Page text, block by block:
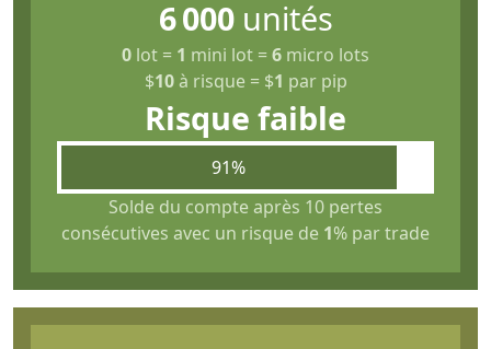
6 000unités
0 lot = 1 mini lot =6 micro lots
$10à risque = $1 par pip
Risque faible
91%
Solde du compte après 10 pertes
consécutives avec un risque de 1% par trade